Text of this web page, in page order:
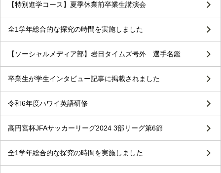
【特別進学コース】夏季休業前卒業生講演会
全1学年総合的な探究の時間を実施しました
【ソーシャルメディア部】岩日タイムズ号外 選手名鑑
卒業生が学生インタビュー記事に掲載されました
令和6年度ハワイ英語研修
高円宮杯JFAサッカーリーグ2024 3部リーグ第6節
全1学年総合的な探究の時間を実施しました